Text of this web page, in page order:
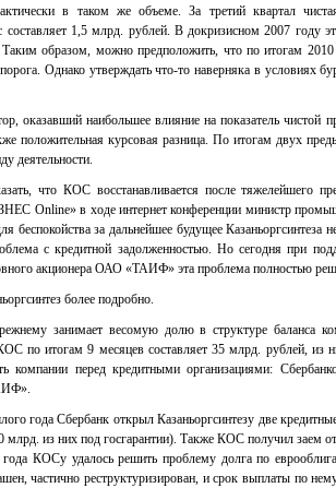
в таком же объеме. За третий квартал
составляет 1,5 млрд. рублей. В докризисном 2007 году
образом, можно предположить, что по итогам 2010
Однако утверждать что-то наверняка в условиях
оказавший наибольшее влияние на показатель чистой
положительная курсовая разница. По итогам двух
деятельности.
что КОС восстанавливается после тяжелейшего
Online» в ходе интернет конференции министр
беспокойства за дальнейшее будущее Казаньоргсинтеза
с кредитной задолженностью. Но сегодня при
акционера ОАО «ТАИФ» эта проблема полностью
более подробно.
занимает весомую долю в структуре баланса
по итогам 9 месяцев составляет 35 млрд. рублей, из
компании перед кредитными организациями:
года Сбербанк открыл Казаньоргсинтезу две
млрд. из них под госгарантии). Также КОС получил заем
КОСу удалось решить проблему долга по
частично реструктуризирован, и срок выплаты по